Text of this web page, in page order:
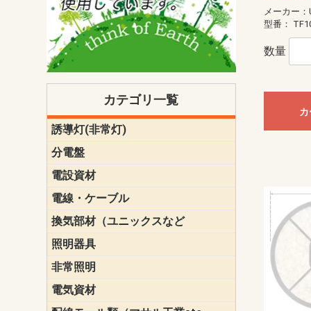
カテゴリ一覧
誘導灯(非常灯) 一般型
一般型(みる
一般型長時
一般型長時
点滅形
誘導音付点
防湿・防雨
防湿・防雨
防湿・防雨
クリーンル
床埋込型
防爆型
客席誘導灯
誘導灯リニ
誘導灯ガー
交換電池（
誘導灯交換
本体単体
パネル単体
リモコン
分電盤
電設資材
電線・ケーブル
切断対応
換気部材（ユニックスなど
温度ヒューズ
フィルター
防虫網
樹脂製グリル
スリーブキ
レジスター
ALCスリー
ACEジョイ
ACEスリー
ACE止水板
厚型 グリル
薄型 グリル
中型 グリル
外風対策 角
外風対策
外風対策（
外風対策 丸
外風対策 丸
軒天井用 グ
床下通気用
給気電動シ
パイプフード
ウェザーカバ
防音フード
差圧式吸気口
防火ダンパー
風量調整ダ
逆風止ダンパ
サイレンサー
止水板
UKDF風向
消音・フレ
耐火パテ
照明器具
遠藤照明（
オーデリッ
コイズミ照
大光電機（
東芝ライテ
パナソニッ
三菱電機
クラコ
非常照明
ODELIC非常
三菱非常灯
東芝LED非
パナソニッ
電気資材
端子台
圧着端子・
差込みコネ
リレー
インシュロッ
日動電工製品
ねじなし電
ねじ付き電
厚鋼電線管
ボックス・
樹脂製ボッ
CD管・PF
金物類
エフレックス
メーカー
型番：
数量